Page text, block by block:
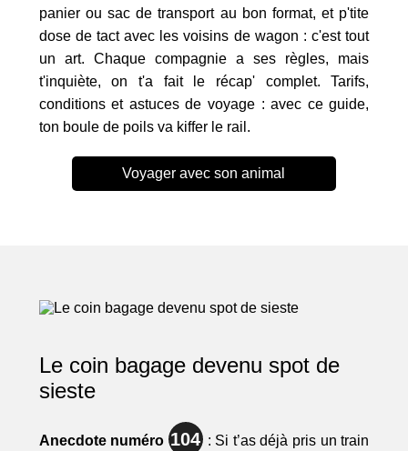
panier ou sac de transport au bon format, et p'tite
dose de tact avec les voisins de wagon : c'est tout
un art. Chaque compagnie a ses règles, mais
t'inquiète, on t'a fait le récap' complet. Tarifs,
conditions et astuces de voyage : avec ce guide,
ton boule de poils va kiffer le rail.
Voyager avec son animal
Le coin bagage devenu spot de
sieste
Anecdote numéro 104: Si t’as déjà pris un train